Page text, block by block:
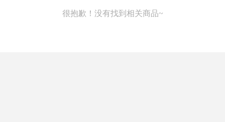
很抱歉！没有找到相关商品~